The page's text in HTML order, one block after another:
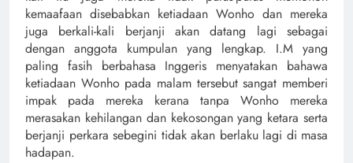
kemaafaan disebabkan ketiadaan Wonho dan mereka
juga berkali-kali berjanji akan datang lagi sebagai
dengan anggota kumpulan yang lengkap. I.M yang
paling fasih berbahasa Inggeris menyatakan bahawa
ketiadaan Wonho pada malam tersebut sangat memberi
impak pada mereka kerana tanpa Wonho mereka
merasakan kehilangan dan kekosongan yang ketara serta
berjanji perkara sebegini tidak akan berlaku lagi di masa
hadapan.